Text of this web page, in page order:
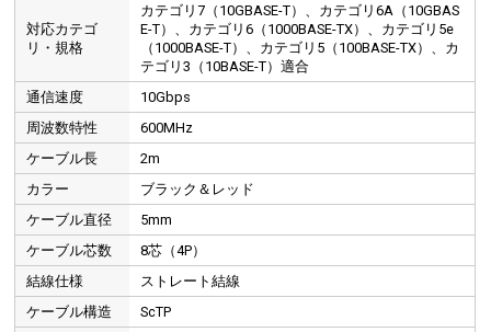
対応カテゴ
リ・規格
カテゴリ7（10GBASE-T）、カテゴリ6A（10GBAS
E-T）、カテゴリ6（1000BASE-TX）、カテゴリ5e
（1000BASE-T）、カテゴリ5（100BASE-TX）、カ
テゴリ3（10BASE-T）適合
通信速度
10Gbps
周波数特性
600MHz
ケーブル長
2m
カラー
ブラック＆レッド
ケーブル直径
5mm
ケーブル芯数
8芯（4P）
結線仕様
ストレート結線
ケーブル構造
ScTP